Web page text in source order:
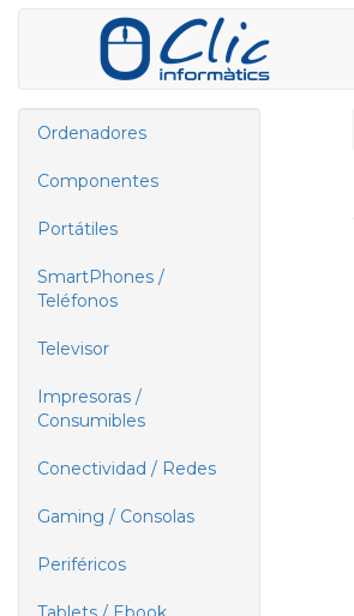
Ordenadores
Componentes
Portátiles
SmartPhones /
Teléfonos
Televisor
Impresoras /
Consumibles
Conectividad / Redes
Gaming / Consolas
Periféricos